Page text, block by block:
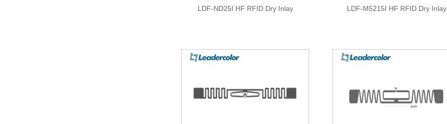
LDF-ND25I HF RFID Dry Inlay LDF-M5215I HF RFID Dry Inlay